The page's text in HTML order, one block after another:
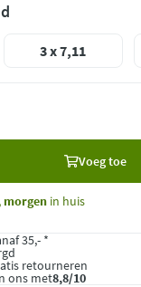
3 x 7,11
Voeg toe
morgen in huis
35,- *
retourneren
ons met8,8/10